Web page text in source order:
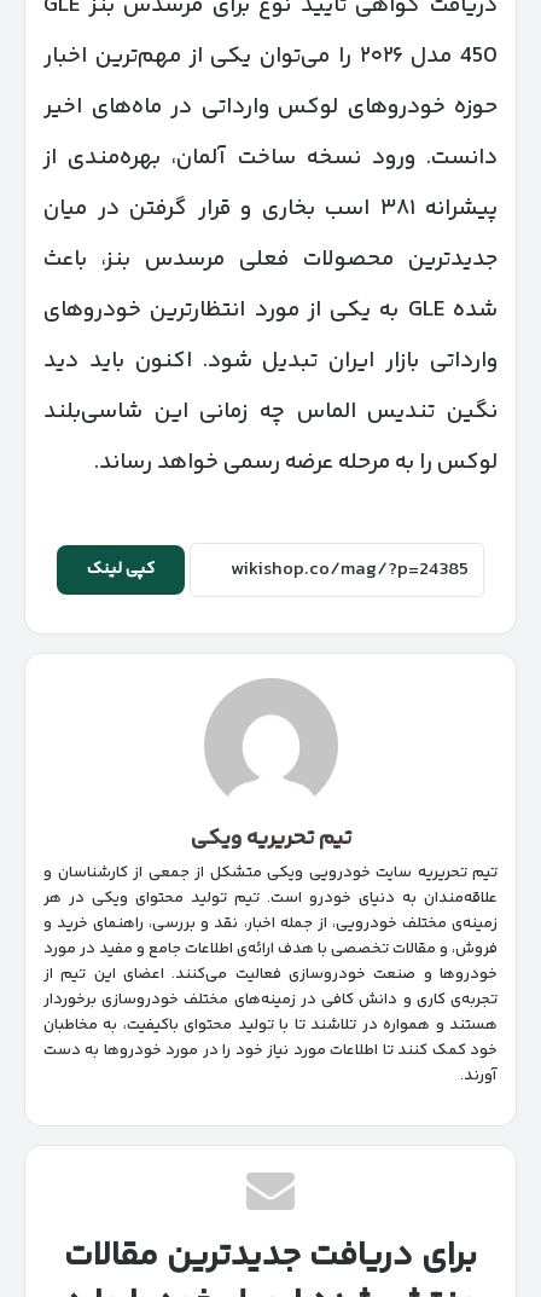
450 مدل ۲۰۲۶ را می‌توان یکی از مهم‌ترین اخبار
حوزه خودروهای لوکس وارداتی در ماه‌های اخیر
دانست. ورود نسخه ساخت آلمان، بهره‌مندی از
پیشرانه ۳۸۱ اسب بخاری و قرار گرفتن در میان
جدیدترین محصولات فعلی مرسدس بنز، باعث
شده GLE به یکی از مورد انتظارترین خودروهای
وارداتی بازار ایران تبدیل شود. اکنون باید دید
نگین تندیس الماس چه زمانی این شاسی‌بلند
لوکس را به مرحله عرضه رسمی خواهد رساند.
کپی لینک
تیم تحریریه ویکی
تیم تحریریه سایت خودرویی ویکی متشکل از جمعی از کارشناسان و
علاقه‌مندان به دنیای خودرو است. تیم تولید محتوای ویکی در هر
زمینه‌‌ی مختلف خودرویی، از جمله اخبار، نقد و بررسی، راهنمای خرید و
فروش، و مقالات تخصصی با هدف ارائه‌ی اطلاعات جامع و مفید در مورد
خودروها و صنعت خودروسازی فعالیت می‌کنند. اعضای این تیم از
تجربه‌ی کاری و دانش کافی در زمینه‌های مختلف خودروسازی برخوردار
هستند و همواره در تلاشند تا با تولید محتوای باکیفیت، به مخاطبان
خود کمک کنند تا اطلاعات مورد نیاز خود را در مورد خودروها به دست
آورند.
برای دریافت جدیدترین مقالات